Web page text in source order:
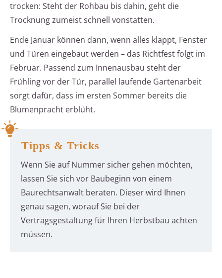
trocken: Steht der Rohbau bis dahin, geht die
Trocknung zumeist schnell vonstatten.
Ende Januar können dann, wenn alles klappt, Fenster
und Türen eingebaut werden – das Richtfest folgt im
Februar. Passend zum Innenausbau steht der
Frühling vor der Tür, parallel laufende Gartenarbeit
sorgt dafür, dass im ersten Sommer bereits die
Blumenpracht erblüht.
Tipps & Tricks
Wenn Sie auf Nummer sicher gehen möchten,
lassen Sie sich vor Baubeginn von einem
Baurechtsanwalt beraten. Dieser wird Ihnen
genau sagen, worauf Sie bei der
Vertragsgestaltung für Ihren Herbstbau achten
müssen.